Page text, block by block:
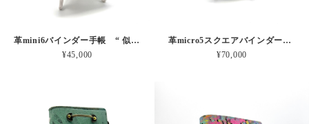
革mini6バインダー手帳 “ 似て非なるものの不安” 本革
¥45,000
革micro5スクエアバインダー手帳 “ したたる引き出しにそっとしまう” 本革
¥70,000